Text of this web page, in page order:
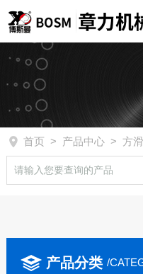
首页 > 产品中心> 方
产品分类 /